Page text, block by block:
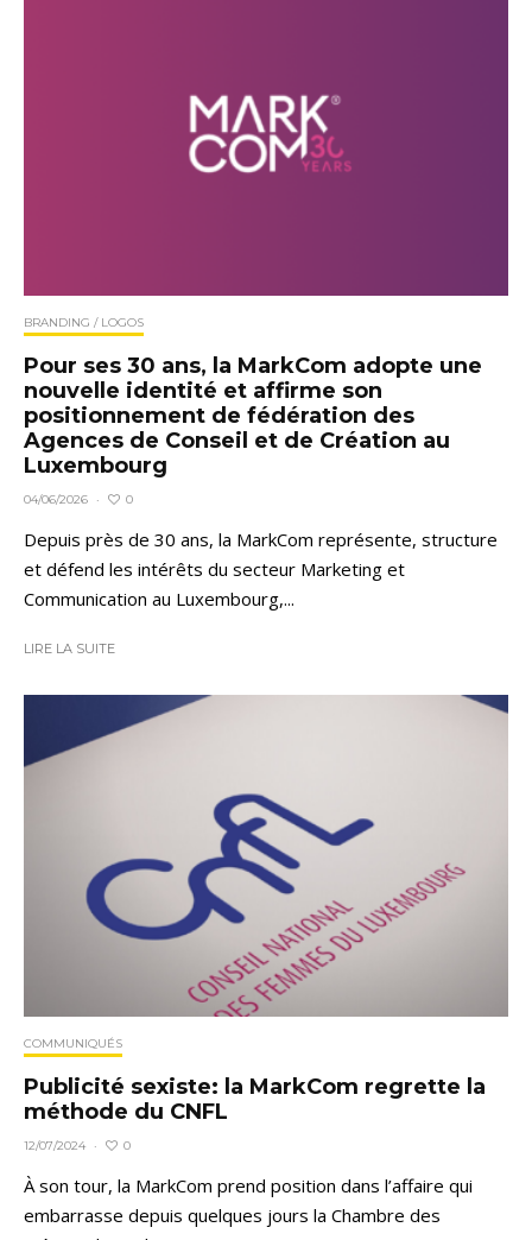
BRANDING / LOGOS
Pour ses 30 ans, la MarkCom adopte une
nouvelle identité et affirme son
positionnement de fédération des
Agences de Conseil et de Création au
Luxembourg
04/06/2026 · 0
Depuis près de 30 ans, la MarkCom représente, structure
et défend les intérêts du secteur Marketing et
Communication au Luxembourg,...
LIRE LA SUITE
COMMUNIQUÉS
Publicité sexiste: la MarkCom regrette la
méthode du CNFL
12/07/2024 · 0
À son tour, la MarkCom prend position dans l’affaire qui
embarrasse depuis quelques jours la Chambre des